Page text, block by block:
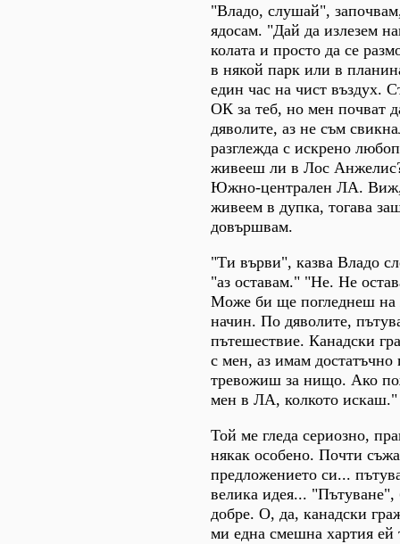
"Владо, слушай",
ядосам. "Дай да излезем
колата и просто да се
в някой парк или в
един час на чист въздух.
ОК за теб, но мен почват
дяволите, аз не съм
разглежда с искрено
живееш ли в Лос
Южно-централен ЛА. Виж,
живеем в дупка, тогава
довършвам.
"Ти върви", казва Владо
"аз оставам." "Не. Не
Може би ще погледнеш на
начин. По дяволите,
пътешествие. Канадски
с мен, аз имам достатъчно
тревожиш за нищо. Ако
мен в ЛА, колкото искаш."
Той ме гледа сериозно,
някак особено. Почти
предложението си...
велика идея... "Пътуване",
добре. О, да, канадски
ми една смешна хартия ей